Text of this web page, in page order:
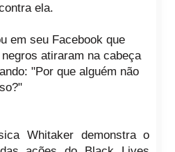
ela.
em seu Facebook que
atiraram na cabeça
"Por que alguém não
Whitaker demonstra o